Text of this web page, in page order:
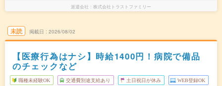
派遣会社 株式会社トラストファミリー
未読 掲載日 2026/08/02
【医療行為はナシ】時給1400円！病院で備品
のチェックなど
職種未経験OK 交通費別途支給あり 土日祝日が休み WEB登録OK